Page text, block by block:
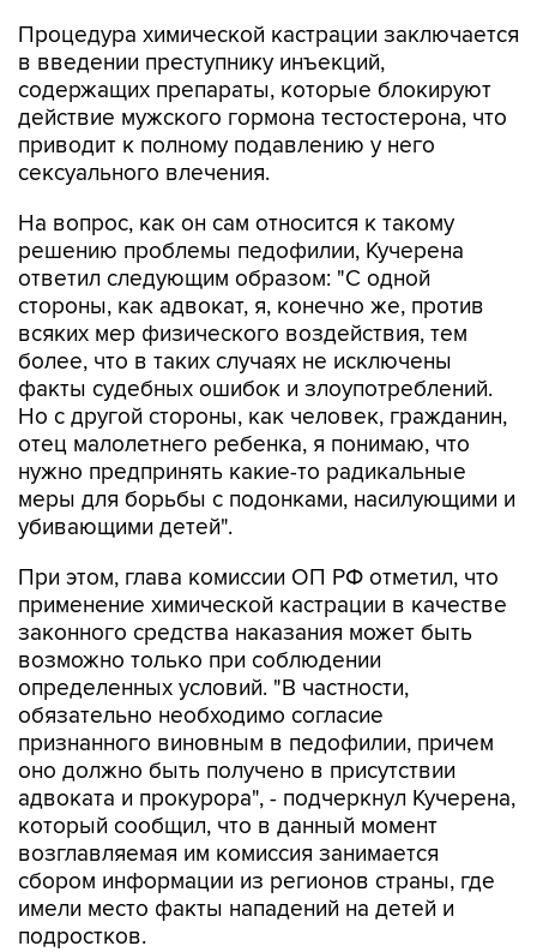
Процедура химической кастрации заключается
в введении преступнику инъекций,
содержащих препараты, которые блокируют
действие мужского гормона тестостерона, что
приводит к полному подавлению у него
сексуального влечения.
На вопрос, как он сам относится к такому
решению проблемы педофилии, Кучерена
ответил следующим образом: "С одной
стороны, как адвокат, я, конечно же, против
всяких мер физического воздействия, тем
более, что в таких случаях не исключены
факты судебных ошибок и злоупотреблений.
Но с другой стороны, как человек, гражданин,
отец малолетнего ребенка, я понимаю, что
нужно предпринять какие-то радикальные
меры для борьбы с подонками, насилующими и
убивающими детей".
При этом, глава комиссии ОП РФ отметил, что
применение химической кастрации в качестве
законного средства наказания может быть
возможно только при соблюдении
определенных условий. "В частности,
обязательно необходимо согласие
признанного виновным в педофилии, причем
оно должно быть получено в присутствии
адвоката и прокурора", - подчеркнул Кучерена,
который сообщил, что в данный момент
возглавляемая им комиссия занимается
сбором информации из регионов страны, где
имели место факты нападений на детей и
подростков.